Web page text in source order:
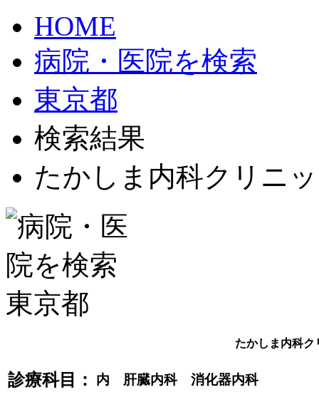
HOME
病院・医院を検索
東京都
検索結果
たかしま内科クリニ
たかしま内科ク
診療科目： 内 肝臓内科 消化器内科